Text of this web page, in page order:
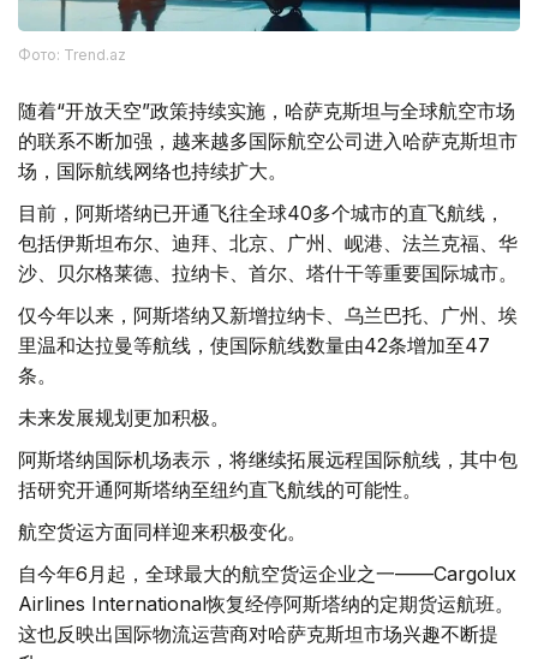
Фото: Trend.az
随着“开放天空”政策持续实施，哈萨克斯坦与全球航空市场
的联系不断加强，越来越多国际航空公司进入哈萨克斯坦市
场，国际航线网络也持续扩大。
目前，阿斯塔纳已开通飞往全球40多个城市的直飞航线，
包括伊斯坦布尔、迪拜、北京、广州、岘港、法兰克福、华
沙、贝尔格莱德、拉纳卡、首尔、塔什干等重要国际城市。
仅今年以来，阿斯塔纳又新增拉纳卡、乌兰巴托、广州、埃
里温和达拉曼等航线，使国际航线数量由42条增加至47
条。
未来发展规划更加积极。
阿斯塔纳国际机场表示，将继续拓展远程国际航线，其中包
括研究开通阿斯塔纳至纽约直飞航线的可能性。
航空货运方面同样迎来积极变化。
自今年6月起，全球最大的航空货运企业之一——Cargolux
Airlines International恢复经停阿斯塔纳的定期货运航班。
这也反映出国际物流运营商对哈萨克斯坦市场兴趣不断提